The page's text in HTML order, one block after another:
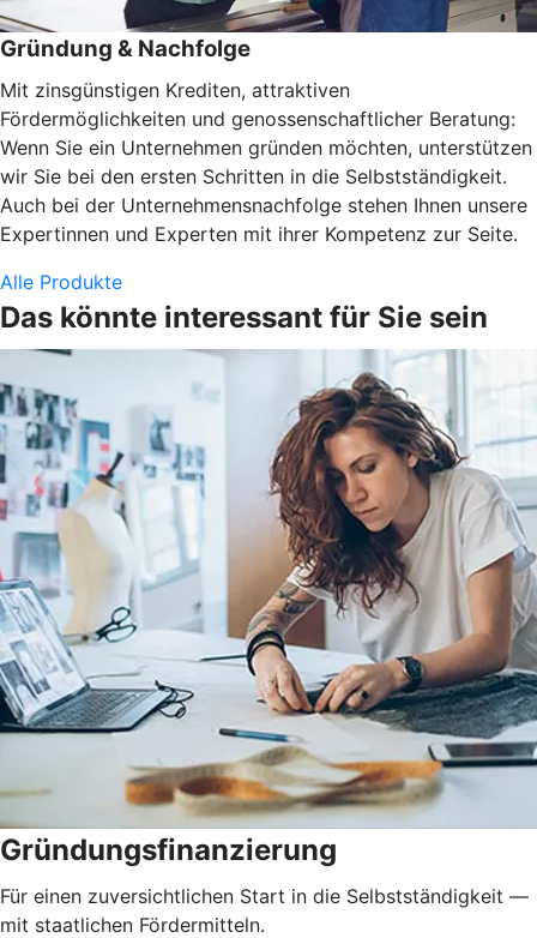
Gründung & Nachfolge
Mit zinsgünstigen Krediten, attraktiven
Fördermöglichkeiten und genossenschaftlicher Beratung:
Wenn Sie ein Unternehmen gründen möchten, unterstützen
wir Sie bei den ersten Schritten in die Selbstständigkeit.
Auch bei der Unternehmensnachfolge stehen Ihnen unsere
Expertinnen und Experten mit ihrer Kompetenz zur Seite.
Alle Produkte
Das könnte interessant für Sie sein
Gründungsfinanzierung
Für einen zuversichtlichen Start in die Selbstständigkeit —
mit staatlichen Fördermitteln.